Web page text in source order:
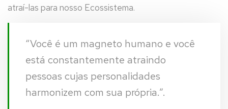
atraí-las para nosso Ecossistema.
“Você é um magneto humano e você
está constantemente atraindo
pessoas cujas personalidades
harmonizem com sua própria.”.